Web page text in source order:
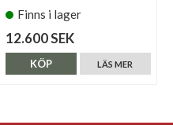
Finns i lager
12.600 SEK
LÄS MER
KÖP